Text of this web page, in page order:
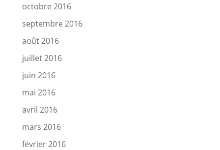
octobre 2016
septembre 2016
août 2016
juillet 2016
juin 2016
mai 2016
avril 2016
mars 2016
février 2016